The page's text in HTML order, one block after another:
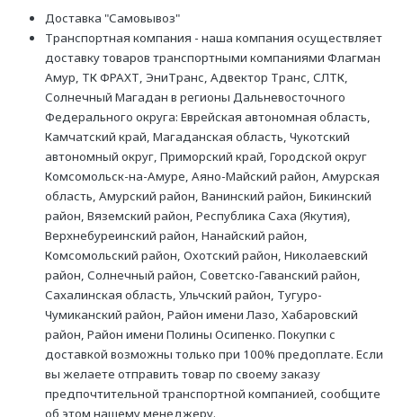
Доставка "Самовывоз"
Транспортная компания - наша компания осуществляет
доставку товаров транспортными компаниями Флагман
Амур, ТК ФРАХТ, ЭниТранс, Адвектор Транс, СЛТК,
Солнечный Магадан в регионы Дальневосточного
Федерального округа: Еврейская автономная область,
Камчатский край, Магаданская область, Чукотский
автономный округ, Приморский край, Городской округ
Комсомольск-на-Амуре, Аяно-Майский район, Амурская
область, Амурский район, Ванинский район, Бикинский
район, Вяземский район, Республика Саха (Якутия),
Верхнебуреинский район, Нанайский район,
Комсомольский район, Охотский район, Николаевский
район, Солнечный район, Советско-Гаванский район,
Сахалинская область, Ульчский район, Тугуро-
Чумиканский район, Район имени Лазо, Хабаровский
район, Район имени Полины Осипенко. Покупки с
доставкой возможны только при 100% предоплате. Если
вы желаете отправить товар по своему заказу
предпочтительной транспортной компанией, сообщите
об этом нашему менеджеру.